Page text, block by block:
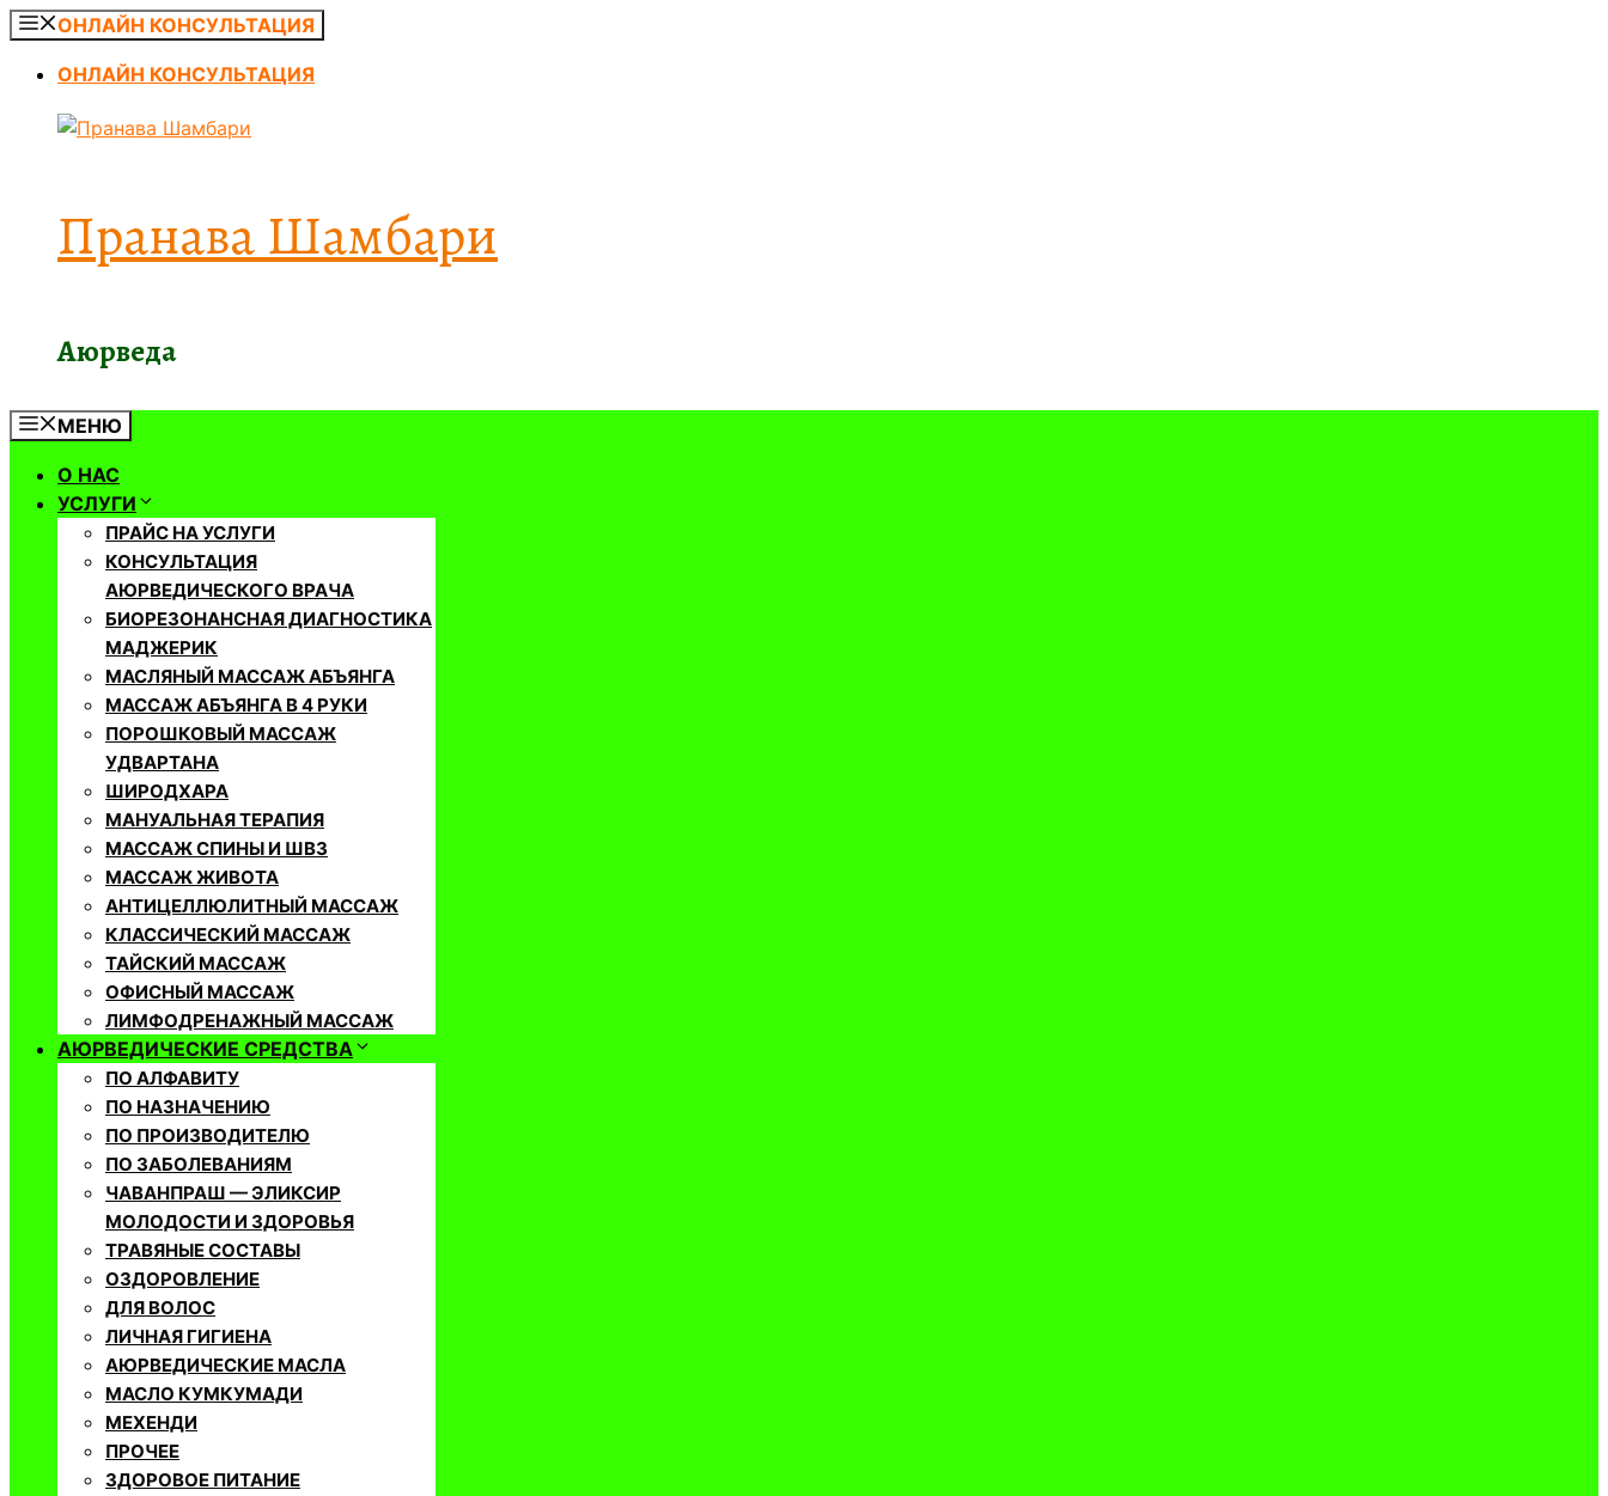
Перейти
содержимому
ОНЛАЙН КОНСУЛЬТАЦИЯ
ОНЛАЙН КОНСУЛЬТАЦИЯ
Пранава Шамбари
Аюрведа
МЕНЮ
О НАС
УСЛУГИ
ПРАЙС НА УСЛУГИ
КОНСУЛЬТАЦИЯ
АЮРВЕДИЧЕСКОГО ВРАЧА
БИОРЕЗОНАНСНАЯ ДИАГНОСТИКА
МАДЖЕРИК
МАСЛЯНЫЙ МАССАЖ АБЪЯНГА
МАССАЖ АБЪЯНГА В 4 РУКИ
ПОРОШКОВЫЙ МАССАЖ
УДВАРТАНА
ШИРОДХАРА
МАНУАЛЬНАЯ ТЕРАПИЯ
МАССАЖ СПИНЫ И ШВЗ
МАССАЖ ЖИВОТА
АНТИЦЕЛЛЮЛИТНЫЙ МАССАЖ
КЛАССИЧЕСКИЙ МАССАЖ
ТАЙСКИЙ МАССАЖ
ОФИСНЫЙ МАССАЖ
ЛИМФОДРЕНАЖНЫЙ МАССАЖ
АЮРВЕДИЧЕСКИЕ СРЕДСТВА
ПО АЛФАВИТУ
ПО НАЗНАЧЕНИЮ
ПО ПРОИЗВОДИТЕЛЮ
ПО ЗАБОЛЕВАНИЯМ
ЧАВАНПРАШ — ЭЛИКСИР
МОЛОДОСТИ И ЗДОРОВЬЯ
ТРАВЯНЫЕ СОСТАВЫ
ОЗДОРОВЛЕНИЕ
ДЛЯ ВОЛОС
ЛИЧНАЯ ГИГИЕНА
АЮРВЕДИЧЕСКИЕ МАСЛА
МАСЛО КУМКУМАДИ
МЕХЕНДИ
ПРОЧЕЕ
ЗДОРОВОЕ ПИТАНИЕ